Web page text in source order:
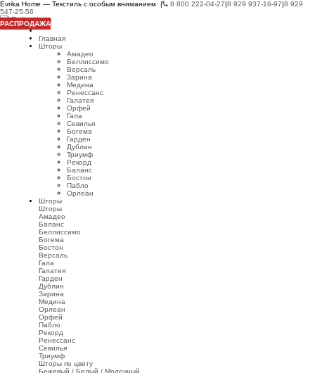
Evrika Home — Текстиль с особым вниманием | 8 800 222-04-27|8 929 937-16-97|8 929
547-25-56
Главная
Шторы
Амадео
Беллиссимо
Версаль
Зарина
Медина
Ренессанс
Галатея
Орфей
Гала
Севилья
Богема
Гарден
Дублин
Триумф
Рекорд
Баланс
Бостон
Пабло
Орлеан
Шторы
Шторы
Амадео
Баланс
Беллиссимо
Богема
Бостон
Версаль
Гала
Галатея
Гарден
Дублин
Зарина
Медина
Орлеан
Орфей
Пабло
Рекорд
Ренессанс
Севилья
Триумф
Шторы по цвету
Бежевый / Белый / Молочный
РАСПРОДАЖА